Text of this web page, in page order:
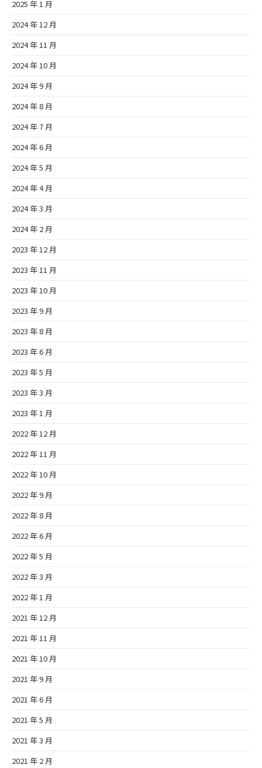
2025 年 1 月
2024 年 12 月
2024 年 11 月
2024 年 10 月
2024 年 9 月
2024 年 8 月
2024 年 7 月
2024 年 6 月
2024 年 5 月
2024 年 4 月
2024 年 3 月
2024 年 2 月
2023 年 12 月
2023 年 11 月
2023 年 10 月
2023 年 9 月
2023 年 8 月
2023 年 6 月
2023 年 5 月
2023 年 3 月
2023 年 1 月
2022 年 12 月
2022 年 11 月
2022 年 10 月
2022 年 9 月
2022 年 8 月
2022 年 6 月
2022 年 5 月
2022 年 3 月
2022 年 1 月
2021 年 12 月
2021 年 11 月
2021 年 10 月
2021 年 9 月
2021 年 6 月
2021 年 5 月
2021 年 3 月
2021 年 2 月